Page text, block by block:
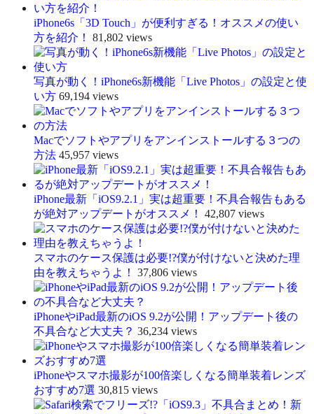
iPhone6s「3D Touch」が便利すぎる！オススメの使い
方を紹介！
81,802 views
写真が動く！iPhone6s新機能「Live Photos」の設定と使
い方 69,194 views
Macでソフトやアプリをアンインストールする３つの
方法 45,957 views
iPhone最新「iOS9.2.1」実は超重要！不具合報告もある
が絶対アップデートがオススメ！
42,807 views
スマホのケース保護は必要!?僕が付けないと決めた理
由を教えちゃうよ！
37,806 views
iPhoneやiPad最新のiOS 9.2が公開！アップデート後の
不具合など大丈夫？ 36,234 views
iPhoneやスマホ撮影が100倍楽しくなる簡単装着レンズ
おすすめ7選 30,815 views